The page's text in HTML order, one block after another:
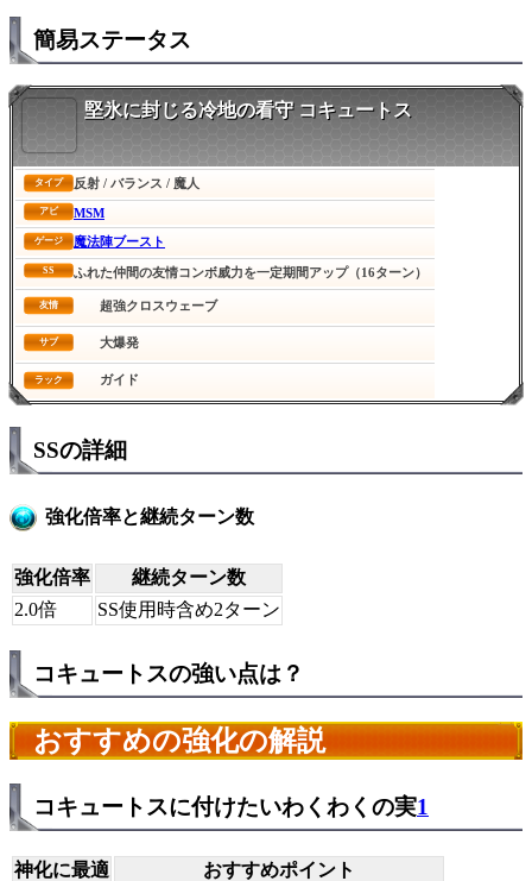
簡易ステータス
堅氷に封じる冷地の看守 コキュートス
タイプ 反射 / バランス / 魔人
アビ MSM
ゲージ 魔法陣ブースト
SS ふれた仲間の友情コンボ威力を一定期間アップ（16ターン）
友情 超強クロスウェーブ
サブ 大爆発
ラック ガイド
SSの詳細
強化倍率と継続ターン数
強化倍率
継続ターン数
2.0倍
SS使用時含め2ターン
コキュートスの強い点は？
おすすめの強化の解説
コキュートスに付けたいわくわくの実1
神化に最適
おすすめポイント